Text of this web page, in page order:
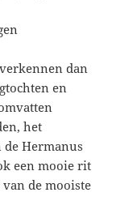
dan
en
het
Hermanus
een mooie rit
van de mooiste